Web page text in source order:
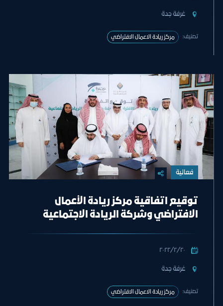
غرفة جدة
تصنيف: مركز ريادة الاعمال الافتراضي
فعالية
توقيع اتفاقية مركز ريادة الأعمال
الافتراضي وشركة الريادة الاجتماعية
٢٠‏/٢‏/٢٠٢٢
غرفة جدة
تصنيف: مركز ريادة الاعمال الافتراضي